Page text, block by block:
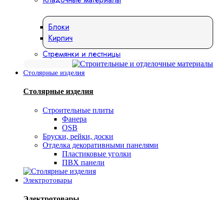
Блоки
Кирпич
Стремянки и лестницы
Столярные изделия
Столярные изделия
Строительные плиты
Фанера
OSB
Бруски, рейки, доски
Отделка декоративными панелями
Пластиковые уголки
ПВХ панели
Электротовары